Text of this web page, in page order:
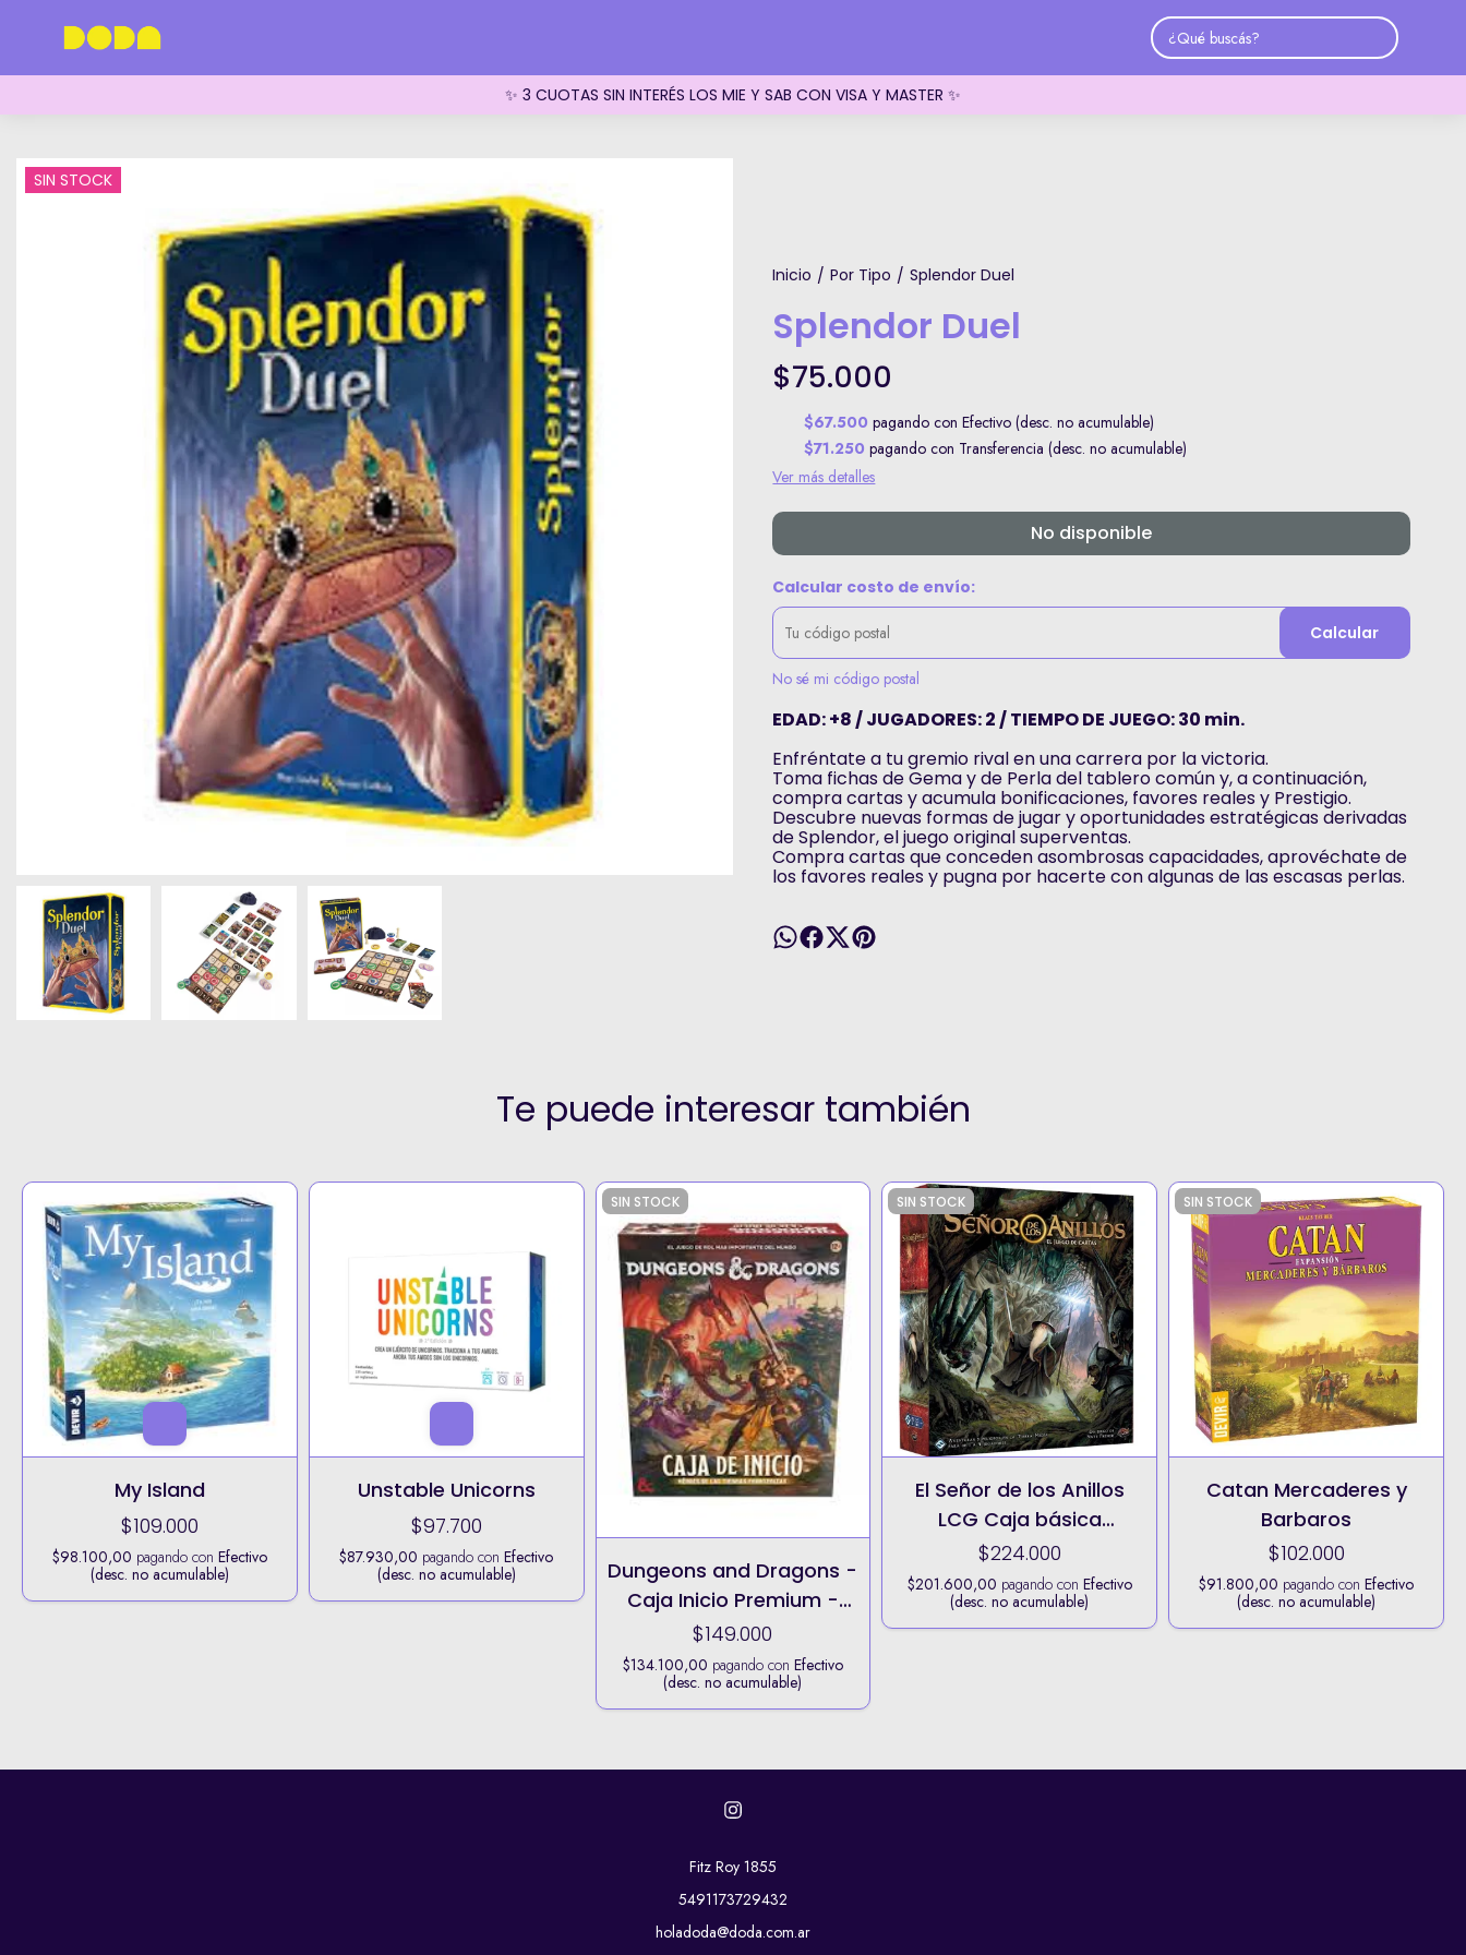
✨ 3 CUOTAS SIN INTERÉS LOS MIE Y SAB CON VISA Y MASTER ✨
SIN STOCK
Inicio / Por Tipo / Splendor Duel
Splendor Duel
$75.000
$67.500 pagando con Efectivo (desc. no acumulable)
$71.250 pagando con Transferencia (desc. no acumulable)
Ver más detalles
No disponible
Calcular costo de envío:
Calcular
No sé mi código postal
EDAD: +8 / JUGADORES: 2 / TIEMPO DE JUEGO: 30 min.
Enfréntate a tu gremio rival en una carrera por la victoria.
Toma fichas de Gema y de Perla del tablero común y, a continuación,
compra cartas y acumula bonificaciones, favores reales y Prestigio.
Descubre nuevas formas de jugar y oportunidades estratégicas derivadas
de Splendor, el juego original superventas.
Compra cartas que conceden asombrosas capacidades, aprovéchate de
los favores reales y pugna por hacerte con algunas de las escasas perlas.
Te puede interesar también
My Island
$109.000
$98.100,00 pagando con Efectivo
(desc. no acumulable)
Unstable Unicorns
$97.700
$87.930,00 pagando conEfectivo
(desc. no acumulable)
SIN STOCK
Dungeons and Dragons -
Caja Inicio Premium -
Héroes de las Tierras
Fronterizas (Español)
$149.000
$134.100,00 pagando con Efectivo
(desc. no acumulable)
SIN STOCK
El Señor de los Anillos
LCG Caja básica
Revisada
$224.000
$201.600,00 pagando con Efectivo
(desc. no acumulable)
SIN STOCK
Catan Mercaderes y
Barbaros
$102.000
$91.800,00 pagando conEfectivo
(desc. no acumulable)
Fitz Roy 1855
5491173729432
holadoda@doda.com.ar